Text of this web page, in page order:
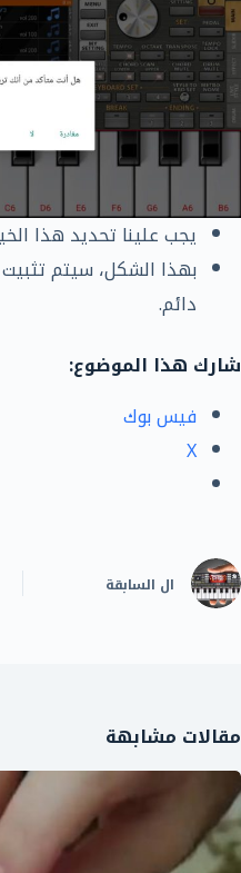
يجب علينا تحديد هذا
بهذا الشكل، سيتم
دائم.
شارك هذا الموضوع:
فيس بوك
X
ال السابقة
مقالات مشابهة